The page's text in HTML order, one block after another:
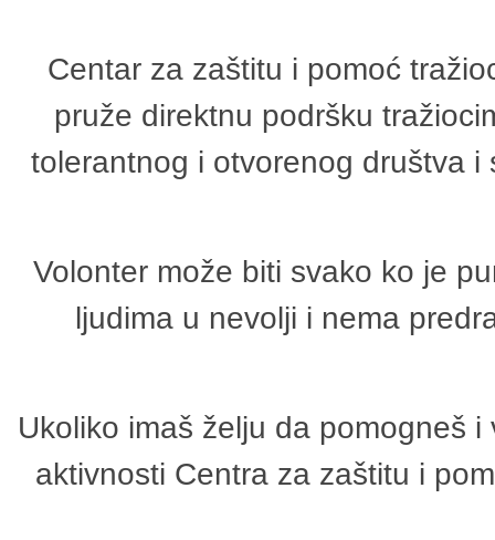
Centar za zaštitu i pomoć
pruže direktnu podršku
tolerantnog i otvorenog društva
Volonter može biti svako ko je
ljudima u nevolji i nema
Ukoliko imaš želju da pomogneš
aktivnosti Centra za zaštitu i